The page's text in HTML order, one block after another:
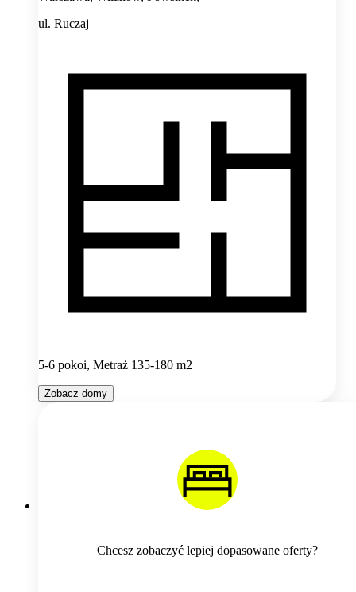
ul. Ruczaj
5-6 pokoi, Metraż 135-180 m2
Zobacz domy
Chcesz zobaczyć lepiej dopasowane oferty?